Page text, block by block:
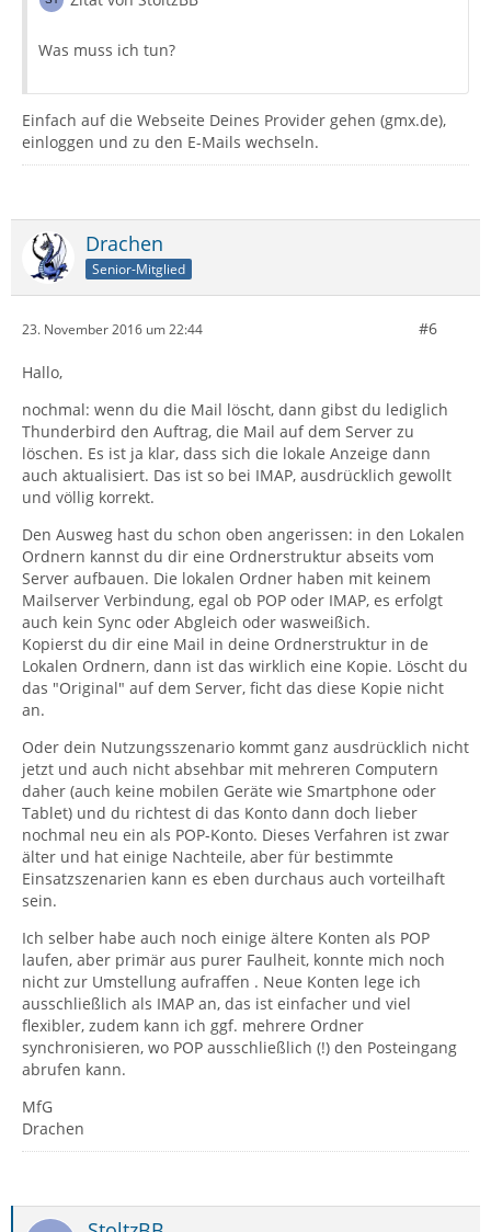
Was muss ich tun?
Einfach auf die Webseite Deines Provider gehen (gmx.de),
einloggen und zu den E-Mails wechseln.
Drachen
Senior-Mitglied
23. November 2016 um 22:44 #6
Hallo,
nochmal: wenn du die Mail löscht, dann gibst du lediglich
Thunderbird den Auftrag, die Mail auf dem Server zu
löschen. Es ist ja klar, dass sich die lokale Anzeige dann
auch aktualisiert. Das ist so bei IMAP, ausdrücklich gewollt
und völlig korrekt.
Den Ausweg hast du schon oben angerissen: in den Lokalen
Ordnern kannst du dir eine Ordnerstruktur abseits vom
Server aufbauen. Die lokalen Ordner haben mit keinem
Mailserver Verbindung, egal ob POP oder IMAP, es erfolgt
auch kein Sync oder Abgleich oder wasweißich.
Kopierst du dir eine Mail in deine Ordnerstruktur in de
Lokalen Ordnern, dann ist das wirklich eine Kopie. Löscht du
das "Original" auf dem Server, ficht das diese Kopie nicht
an.
Oder dein Nutzungsszenario kommt ganz ausdrücklich nicht
jetzt und auch nicht absehbar mit mehreren Computern
daher (auch keine mobilen Geräte wie Smartphone oder
Tablet) und du richtest di das Konto dann doch lieber
nochmal neu ein als POP-Konto. Dieses Verfahren ist zwar
älter und hat einige Nachteile, aber für bestimmte
Einsatzszenarien kann es eben durchaus auch vorteilhaft
sein.
Ich selber habe auch noch einige ältere Konten als POP
laufen, aber primär aus purer Faulheit, konnte mich noch
nicht zur Umstellung aufraffen . Neue Konten lege ich
ausschließlich als IMAP an, das ist einfacher und viel
flexibler, zudem kann ich ggf. mehrere Ordner
synchronisieren, wo POP ausschließlich (!) den Posteingang
abrufen kann.
MfG
Drachen